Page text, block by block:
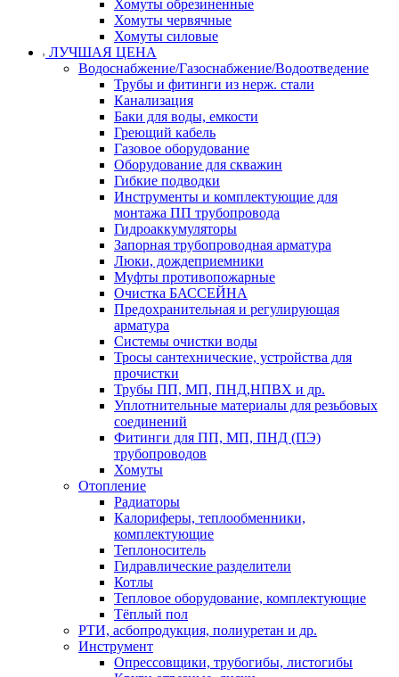
Хомуты обрезиненные
Хомуты червячные
Хомуты силовые
ЛУЧШАЯ ЦЕНА
Водоснабжение/Газоснабжение/Водоотведение
Трубы и фитинги из нерж. стали
Канализация
Баки для воды, емкости
Греющий кабель
Газовое оборудование
Оборудование для скважин
Гибкие подводки
Инструменты и комплектующие для
монтажа ПП трубопровода
Гидроаккумуляторы
Запорная трубопроводная арматура
Люки, дождеприемники
Муфты противопожарные
Очистка БАССЕЙНА
Предохранительная и регулирующая
арматура
Системы очистки воды
Тросы сантехнические, устройства для
прочистки
Трубы ПП, МП, ПНД,НПВХ и др.
Уплотнительные материалы для резьбовых
соединений
Фитинги для ПП, МП, ПНД (ПЭ)
трубопроводов
Хомуты
Отопление
Радиаторы
Калориферы, теплообменники,
комплектующие
Теплоноситель
Гидравлические разделители
Котлы
Тепловое оборудование, комплектующие
Тёплый пол
РТИ, асбопродукция, полиуретан и др.
Инструмент
Опрессовщики, трубогибы, листогибы